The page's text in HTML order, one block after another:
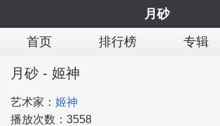
月砂
首页
排行榜 专辑
月砂 - 姬神
艺术家： 姬神
播放次数： 3558